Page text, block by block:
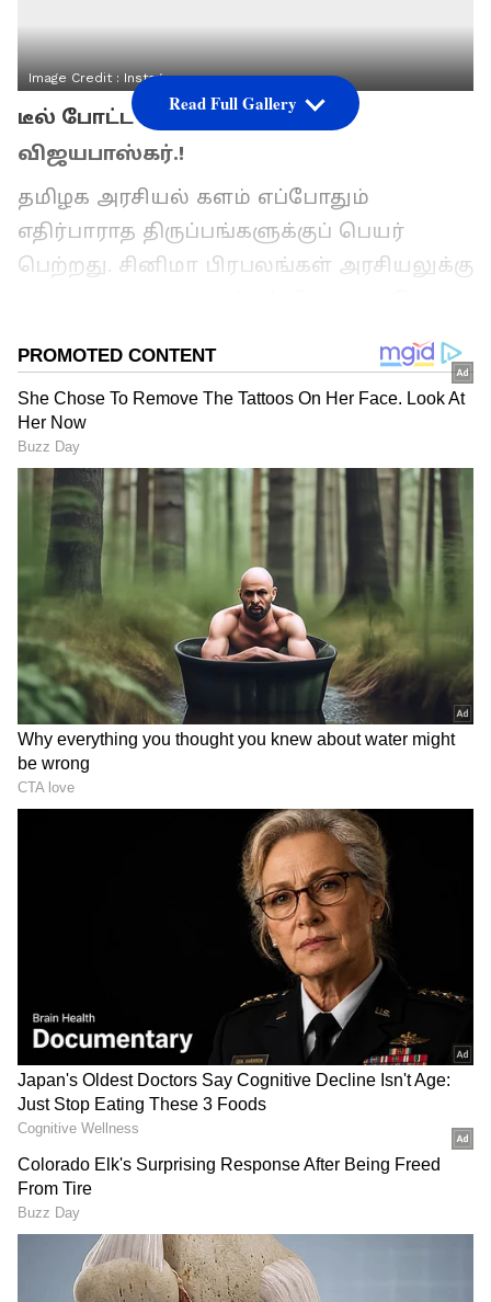
Image Credit : Instagram
டீல் போட்ட விஜய்.! டிக் அடித்த
விஜயபாஸ்கர்.!
தமிழக அரசியல் களம் எப்போதும்
எதிர்பாராத திருப்பங்களுக்குப் பெயர்
பெற்றது. சினிமா பிரபலங்கள் அரசியலுக்கு
காலமாகத் தொடர்ந்து வருகிறது. அந்த
வகையில், தற்போது தமிழக அரசியலில்
பெரும் புயலைக் கிளப்பியுள்ளது ஒரு புதிய
தகவல். தமிழக வெற்றிக் கழகத்தின்
தலைவரும் முதல்வருமான விஜய்,
புதுக்கோட்டை மாவட்டம் விராலிமலை
தொகுதியில் பிரபல நடிகை த்ரிஷாவை
நிறுத்தப் போவதாகவும், அதற்காக
முன்னாள் அமைச்சர்
சி.வி.விஜயபாஸ்கருடன் ஒரு மெகா 'டீல்'
பேசியிருப்பதாகவும் அரசியல்
வட்டாரங்களில் பரபரப்பு தொற்றியுள்ளது.
ஏசியாநெட் தமிழ்-ஐ உங்கள் முதன்மைத்
தேர்வாக்குங்கள்
2
Read Full Gallery